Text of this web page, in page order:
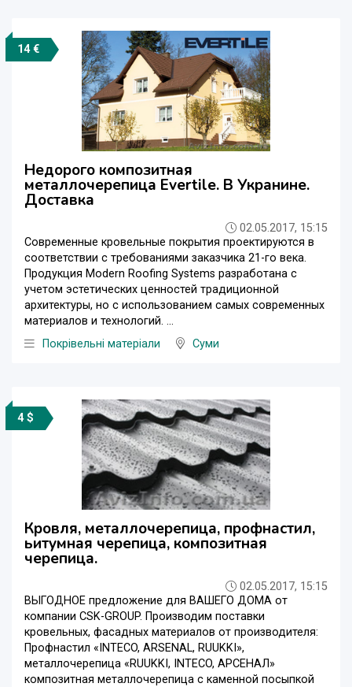
14 €
Недорого композитная
металлочерепица Evertile. В Укранине.
Доставка
02.05.2017, 15:15
Современные кровельные покрытия проектируются в
соответствии с требованиями заказчика 21-го века.
Продукция Modern Roofing Systems разработана с
учетом эстетических ценностей традиционной
архитектуры, но с использованием самых современных
материалов и технологий. ...
Покрівельні матеріали
Суми
4 $
Кровля, металлочерепица, профнастил,
ьитумная черепица, композитная
черепица.
02.05.2017, 15:15
ВЫГОДНОЕ предложение для ВАШЕГО ДОМА от
компании CSK-GROUP. Производим поставки
кровельных, фасадных материалов от производителя:
Профнастил «INTECO, ARSENAL, RUUKKI»,
металлочерепица «RUUKKI, INTECO, АРСЕНАЛ»
композитная металлочерепица с каменной посыпкой